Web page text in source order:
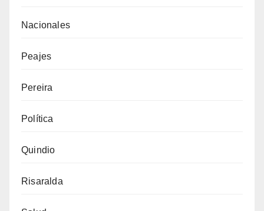
Nacionales
Peajes
Pereira
Política
Quindio
Risaralda